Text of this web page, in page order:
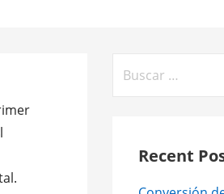
Recent